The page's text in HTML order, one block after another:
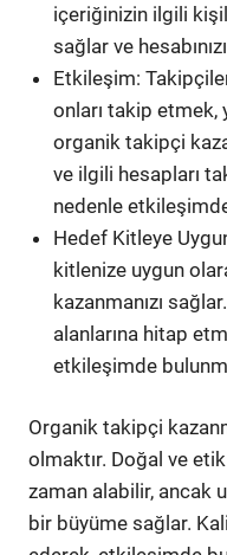
içeriğinizin ilgili
sağlar ve
Etkileşim:
onları takip
organik takipçi
ve ilgili hesapları
nedenle
Hedef Kitleye
kitlenize uygun
kazanmanızı
alanlarına hitap
etkileşimde
Organik takipçi
olmaktır. Doğal ve
zaman alabilir, ancak
bir büyüme sağlar.